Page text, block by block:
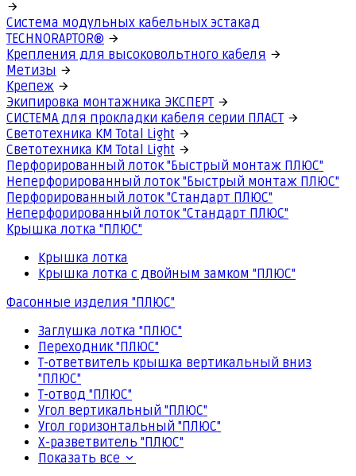
Система модульных кабельных эстакад
TECHNORAPTOR®
Крепления для высоковольтного кабеля
Метизы
Крепеж
Экипировка монтажника ЭКСПЕРТ
СИСТЕМА для прокладки кабеля серии ПЛАСТ
Светотехника КМ Total Light
Светотехника КМ Total Light
Перфорированный лоток "Быстрый монтаж ПЛЮС"
Неперфорированный лоток "Быстрый монтаж ПЛЮС"
Перфорированный лоток "Стандарт ПЛЮС"
Неперфорированный лоток "Стандарт ПЛЮС"
Крышка лотка "ПЛЮС"
Крышка лотка
Крышка лотка с двойным замком "ПЛЮС"
Фасонные изделия "ПЛЮС"
Заглушка лотка "ПЛЮС"
Переходник "ПЛЮС"
Т-ответвитель крышка вертикальный вниз
"ПЛЮС"
Т-отвод "ПЛЮС"
Угол вертикальный "ПЛЮС"
Угол горизонтальный "ПЛЮС"
Х-разветвитель "ПЛЮС"
Показать все